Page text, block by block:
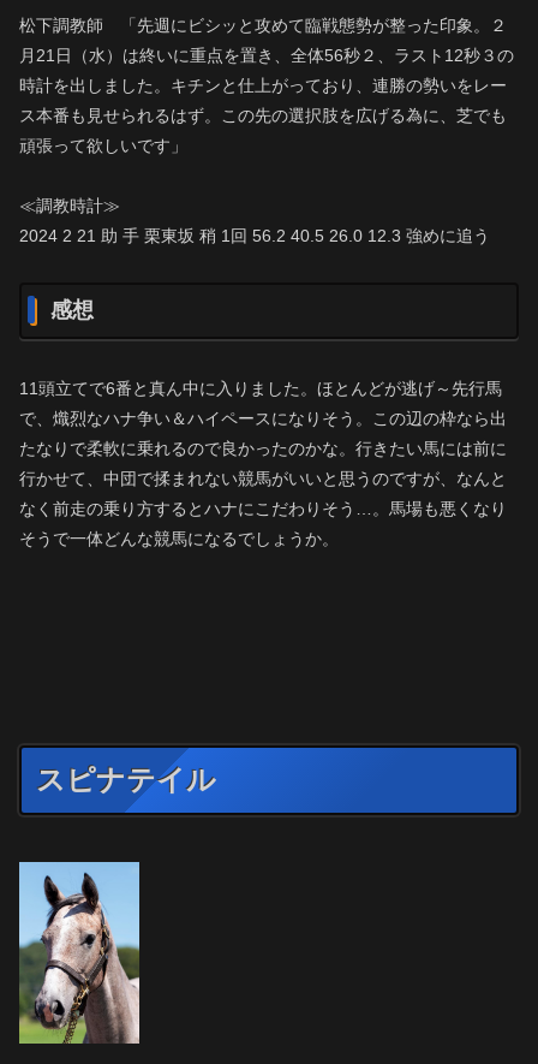
松下調教師 「先週にビシッと攻めて臨戦態勢が整った印象。２
月21日（水）は終いに重点を置き、全体56秒２、ラスト12秒３の
時計を出しました。キチンと仕上がっており、連勝の勢いをレー
ス本番も見せられるはず。この先の選択肢を広げる為に、芝でも
頑張って欲しいです」
≪調教時計≫
2024 2 21 助 手 栗東坂 稍 1回 56.2 40.5 26.0 12.3 強めに追う
感想
11頭立てで6番と真ん中に入りました。ほとんどが逃げ～先行馬
で、熾烈なハナ争い＆ハイペースになりそう。この辺の枠なら出
たなりで柔軟に乗れるので良かったのかな。行きたい馬には前に
行かせて、中団で揉まれない競馬がいいと思うのですが、なんと
なく前走の乗り方するとハナにこだわりそう…。馬場も悪くなり
そうで一体どんな競馬になるでしょうか。
スピナテイル